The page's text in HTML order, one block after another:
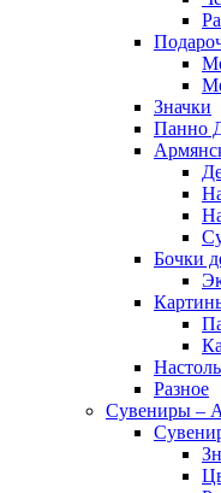
Значки
Панно
Бочки
Разное
Сувениры –